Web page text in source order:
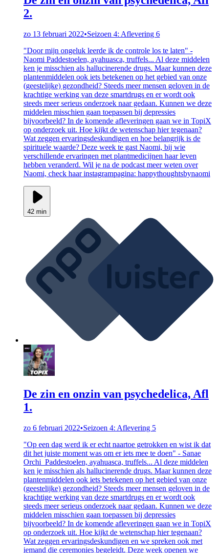
2.
zo 13 februari 2022•Seizoen 4: Aflevering 6
"Door mijn ongeluk leerde ik de controle los te laten" -
Naomi Paddestoelen, ayahuasca, truffels... Al deze middelen
ken je misschien als hallucinerende drugs. Maar kunnen deze
plantenmiddelen ook iets betekenen op het gebied van onze
(geestelijke) gezondheid? Steeds meer mensen geloven in de
krachtige werking van deze smartdrugs en er wordt ook
steeds meer serieus onderzoek naar gedaan. Kunnen we deze
middelen misschien gaan toepassen bij depressies
bijvoorbeeld? In de komende afleveringen gaan we in TopiX
op onderzoek uit. Hoe kijkt de wetenschap hier tegenaan?
Wat zeggen ervaringsdeskundigen en hoe belangrijk is de
spirituele waarde? Deze week te gast Naomi, bij wie
verschillende ervaringen met plantmedicijnen haar leven
hebben veranderd. Wil je na de podcast meer weten over
Naomi, check haar instagrampagina: happythoughtsbynaomi
42 min
De zin en onzin van psychedelica, Afl
1.
zo 6 februari 2022•Seizoen 4: Aflevering 5
"Op een dag werd ik er echt naartoe getrokken en wist ik dat
dit het juiste moment was om er iets mee te doen" - Sanae
Orchi Paddestoelen, ayahuasca, truffels... Al deze middelen
ken je misschien als hallucinerende drugs. Maar kunnen deze
plantenmiddelen ook iets betekenen op het gebied van onze
(geestelijke) gezondheid? Steeds meer mensen geloven in de
krachtige werking van deze smartdrugs en er wordt ook
steeds meer serieus onderzoek naar gedaan. Kunnen we deze
middelen misschien gaan toepassen bij depressies
bijvoorbeeld? In de komende afleveringen gaan we in TopiX
op onderzoek uit. Hoe kijkt de wetenschap hier tegenaan?
Wat zeggen ervaringsdeskundigen en we spreken ook met
iemand die ceremonies begeleidt. Deze week openen we